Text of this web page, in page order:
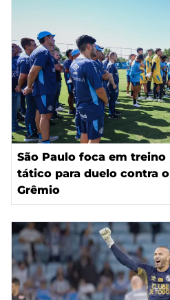
São Paulo foca em treino
tático para duelo contra o
Grêmio